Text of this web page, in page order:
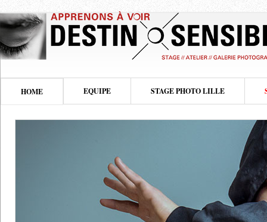
HOME EQUIPE STAGE PHOTO LILLE